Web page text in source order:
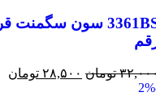
تومان ۲۸,۵۰۰ تومان
-